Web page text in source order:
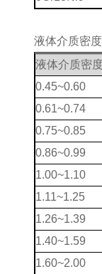
液体介质密
液体介质密
0.45~0.60
0.61~0.74
0.75~0.85
0.86~0.99
1.00~1.10
1.11~1.25
1.26~1.39
1.40~1.59
1.60~2.00